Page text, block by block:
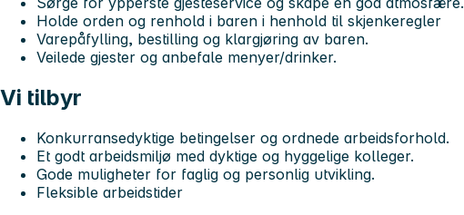
Holde orden og renhold i baren i henhold til skjenkeregler
Varepåfylling, bestilling og klargjøring av baren.
Veilede gjester og anbefale menyer/drinker.
Vi tilbyr
Konkurransedyktige betingelser og ordnede arbeidsforhold.
Et godt arbeidsmiljø med dyktige og hyggelige kolleger.
Gode muligheter for faglig og personlig utvikling.
Fleksible arbeidstider